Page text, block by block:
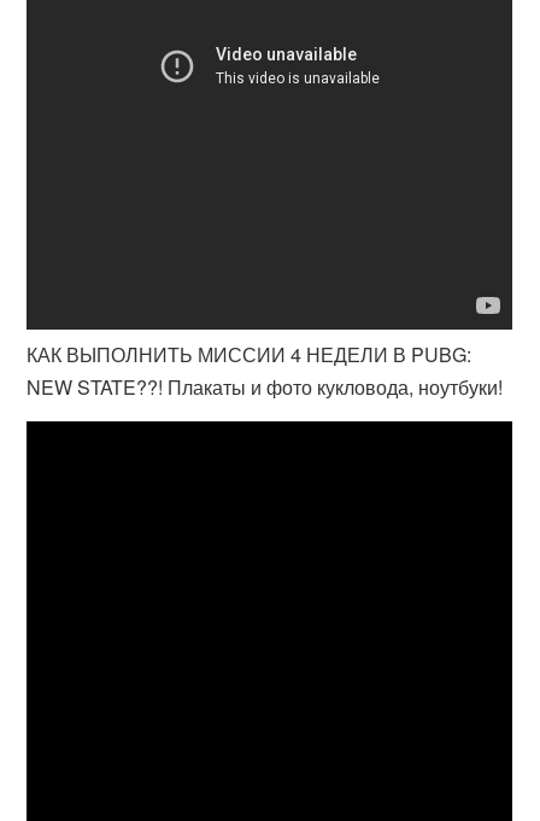
КАК ВЫПОЛНИТЬ МИССИИ 4 НЕДЕЛИ В PUBG:
NEW STATE??! Плакаты и фото кукловода, ноутбуки!